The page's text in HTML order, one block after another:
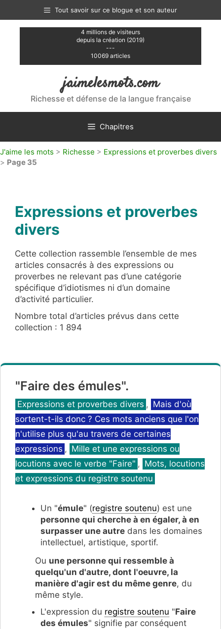
contenu
Tout savoir sur ce blogue et son auteur
4 millions de visiteurs
depuis la création (2019)
---
10069 articles
jaimelesmots.com
Richesse et défense de la langue française
Chapitres
J'aime les mots > Richesse > Expressions et proverbes divers
> Page 35
Expressions et proverbes
divers
Cette collection rassemble l’ensemble de mes
articles consacrés à des expressions ou
proverbes ne relevant pas d’une catégorie
spécifique d’idiotismes ni d’un domaine
d’activité particulier.
Nombre total d’articles prévus dans cette
collection : 1 894
"Faire des émules".
Catégories
Expressions et proverbes divers , Mais d'où
sortent-t-ils donc ? Ces mots anciens que l'on
n'utilise plus qu'au travers de certaines
expressions , Mille et une expressions ou
locutions avec le verbe "Faire" , Mots, locutions
et expressions du registre soutenu
Un "émule" (registre soutenu) est une
personne qui cherche à en égaler, à en
surpasser une autre dans les domaines
intellectuel, artistique, sportif.
Ou une personne qui ressemble à
quelqu'un d'autre, dont l'oeuvre, la
manière d'agir est du même genre, du
même style.
L'expression du registre soutenu "Faire
des émules" signifie par conséquent